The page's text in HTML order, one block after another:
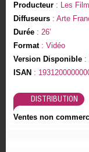
Producteur: Les
Diffuseurs: Arte
Durée: 26’
Format: Vidéo
Version Disponible:
ISAN :
DISTRIBUTION
Ventes non